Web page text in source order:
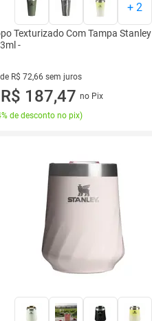
+ 2
Texturizado Com Tampa Stanley
-
R$ 72,66 sem juros
de R$ 72,66 sem juros
R$ 187,47 no Pix
de desconto no pix)